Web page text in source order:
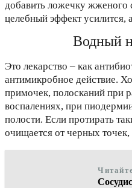
добавить ложечку жженого
целебный эффект усилится,
Водный
Это лекарство – как
антимикробное действие.
примочек, полосканий при
воспалениях, при
полости. Если протирать
очищается от черных